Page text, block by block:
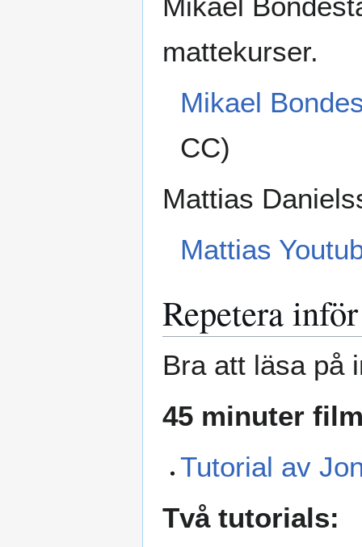
mattekurser.
Mikael
CC)
Mattias
Mattias
Repetera
Bra att läsa på
45 minuter
Tutorial av
Två tutorials: